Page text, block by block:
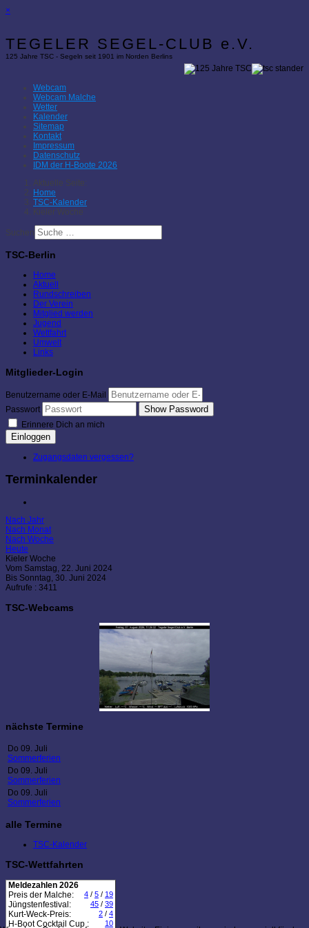
×
TEGELER SEGEL-CLUB e.V.
125 Jahre TSC - Segeln seit 1901 im Norden Berlins
Webcam
Webcam Malche
Wetter
Kalender
Sitemap
Kontakt
Impressum
Datenschutz
IDM der H-Boote 2026
Aktuelle Seite:
Home
TSC-Kalender
Kieler Woche
Suchen
TSC-Berlin
Home
Aktuell
Rundschreiben
Der Verein
Mitglied werden
Jugend
Wettfahrt
Umwelt
Links
Mitglieder-Login
Benutzername oder E-Mail
Passwort
Show Password
Erinnere Dich an mich
Einloggen
Zugangsdaten vergessen?
Terminkalender
Nach Jahr
Nach Monat
Nach Woche
Heute
Kieler Woche
Vom Samstag, 22. Juni 2024
Bis Sonntag, 30. Juni 2024
Aufrufe : 3411
TSC-Webcams
nächste Termine
Do 09. Juli
Sommerferien
Do 09. Juli
Sommerferien
Do 09. Juli
Sommerferien
alle Termine
TSC-Kalender
TSC-Wettfahrten
Meldezahlen 2026
Preis der Malche:
4 / 5 / 19
Jüngstenfestival: 45 / 39
Kurt-Weck-Preis: 2 / 4
H-Boot Cocktail Cup : 10